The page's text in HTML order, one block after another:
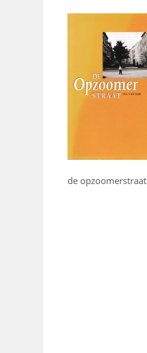
de opzoomerstraat